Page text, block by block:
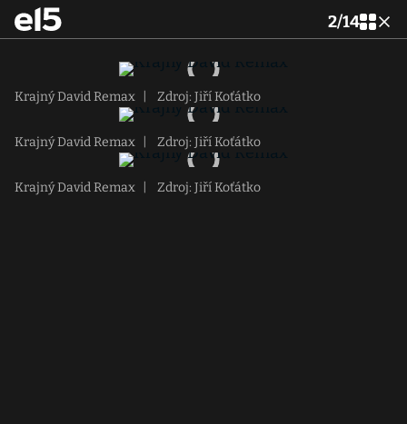
2/14
Krajný David Remax Zdroj: Jiří Koťátko
Krajný David Remax Zdroj: Jiří Koťátko
Krajný David Remax Zdroj: Jiří Koťátko